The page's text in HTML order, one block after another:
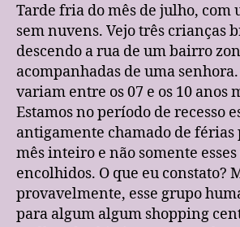
Tarde fria do mês de julho, com
sem nuvens. Vejo três crianças
descendo a rua de um bairro
acompanhadas de uma
variam entre os 07 e os 10 anos
Estamos no período de recesso
antigamente chamado de férias
mês inteiro e não somente
encolhidos. O que eu constato?
provavelmente, esse grupo
para algum algum shopping